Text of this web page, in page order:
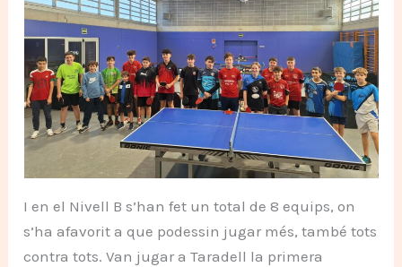
I en el Nivell B s’han fet un total de 8 equips, on
s’ha afavorit a que podessin jugar més, també tots
contra tots. Van jugar a Taradell la primera